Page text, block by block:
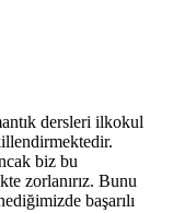
dersleri ilkokul
biz bu
zorlanırız. Bunu
başarılı